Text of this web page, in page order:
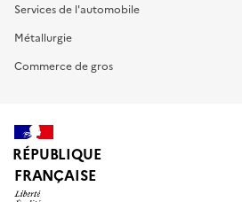
Services de l'automobile
Métallurgie
Commerce de gros
RÉPUBLIQUE
FRANÇAISE